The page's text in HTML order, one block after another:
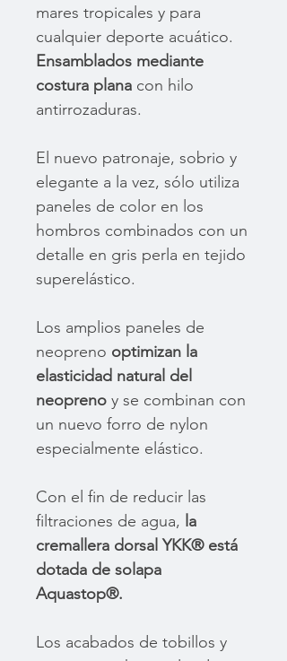
mares tropicales y para
cualquier deporte acuático.
Ensamblados mediante
costura plana con hilo
antirrozaduras.
El nuevo patronaje, sobrio y
elegante a la vez, sólo utiliza
paneles de color en los
hombros combinados con un
detalle en gris perla en tejido
superelástico.
Los amplios paneles de
neopreno optimizan la
elasticidad natural del
neopreno y se combinan con
un nuevo forro de nylon
especialmente elástico.
Con el fin de reducir las
filtraciones de agua, la
cremallera dorsal YKK® está
dotada de solapa
Aquastop®.
Los acabados de tobillos y